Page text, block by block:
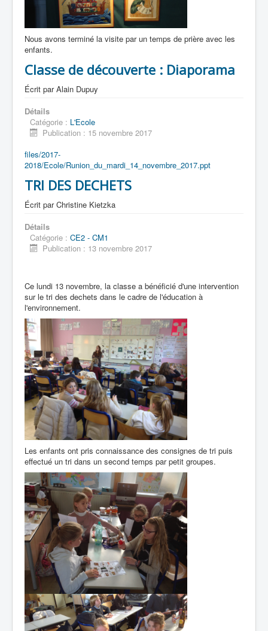
Nous avons terminé la visite par un temps de prière avec les
enfants.
Classe de découverte : Diaporama
Écrit parAlain Dupuy
Détails
Catégorie : L'Ecole
Publication : 15 novembre 2017
files/2017-
2018/Ecole/Runion_du_mardi_14_novembre_2017.ppt
TRI DES DECHETS
Écrit parChristine Kietzka
Détails
Catégorie : CE2 - CM1
Publication : 13 novembre 2017
Ce lundi 13 novembre, la classe a bénéficié d'une intervention
sur le tri des dechets dans le cadre de l'éducation à
l'environnement.
Les enfants ont pris connaissance des consignes de tri puis
effectué un tri dans un second temps par petit groupes.